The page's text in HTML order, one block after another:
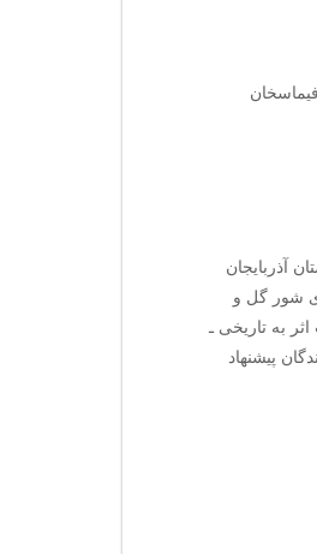
آذربایجان
شور گل و
به تاریخی ـ
پیشنهاد